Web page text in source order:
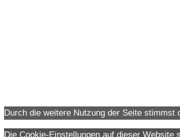
Durch die weitere Nutzung der Seite stimmst
Die Cookie-Einstellungen auf dieser